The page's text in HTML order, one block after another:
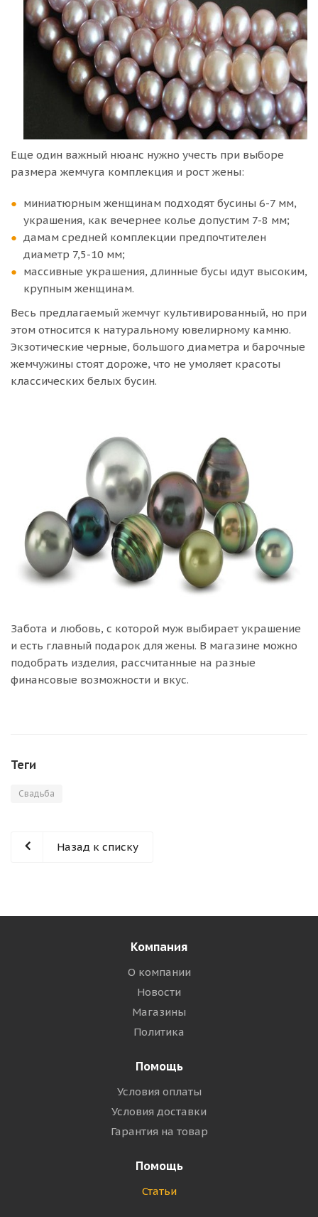
Еще один важный нюанс нужно учесть при выборе
размера жемчуга комплекция и рост жены:
миниатюрным женщинам подходят бусины 6-7 мм,
украшения, как вечернее колье допустим 7-8 мм;
дамам средней комплекции предпочтителен
диаметр 7,5-10 мм;
массивные украшения, длинные бусы идут высоким,
крупным женщинам.
Весь предлагаемый жемчуг культивированный, но при
этом относится к натуральному ювелирному камню.
Экзотические черные, большого диаметра и барочные
жемчужины стоят дороже, что не умоляет красоты
классических белых бусин.
Забота и любовь, с которой муж выбирает украшение
и есть главный подарок для жены. В магазине можно
подобрать изделия, рассчитанные на разные
финансовые возможности и вкус.
Теги
Свадьба
Назад к списку
Компания
О компании
Новости
Магазины
Политика
Помощь
Условия оплаты
Условия доставки
Гарантия на товар
Помощь
Статьи